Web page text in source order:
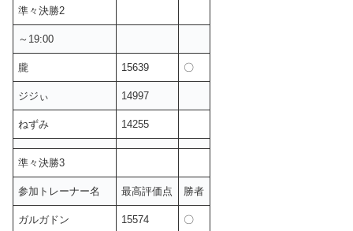
準々決勝2
～19:00
朧 15639 〇
ジジぃ 14997
ねずみ 14255
準々決勝3
参加トレーナー名 最高評価点 勝者
ガルガドン 15574 〇